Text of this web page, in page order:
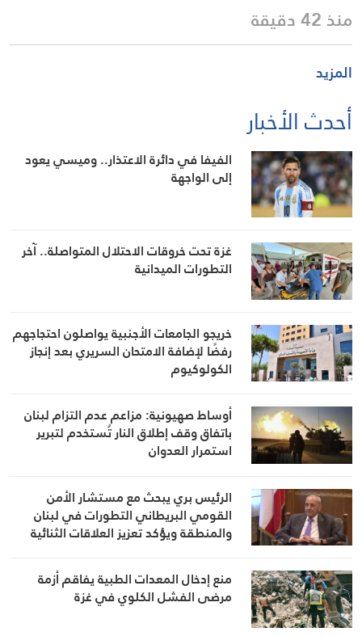
منذ 42 دقيقة
المزيد
أحدث الأخبار
الفيفا في دائرة الاعتذار.. وميسي يعود
إلى الواجهة
غزة تحت خروقات الاحتلال المتواصلة.. آخر
التطورات الميدانية
خريجو الجامعات الأجنبية يواصلون احتجاجهم
رفضًا لإضافة الامتحان السريري بعد إنجاز
الكولوكيوم
أوساط صهيونية: مزاعم عدم التزام لبنان
باتفاق وقف إطلاق النار تُستخدم لتبرير
استمرار العدوان
الرئيس بري يبحث مع مستشار الأمن
القومي البريطاني التطورات في لبنان
والمنطقة ويؤكد تعزيز العلاقات الثنائية
منع إدخال المعدات الطبية يفاقم أزمة
مرضى الفشل الكلوي في غزة